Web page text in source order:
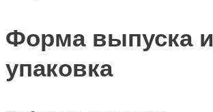
Форма выпуска и
упаковка